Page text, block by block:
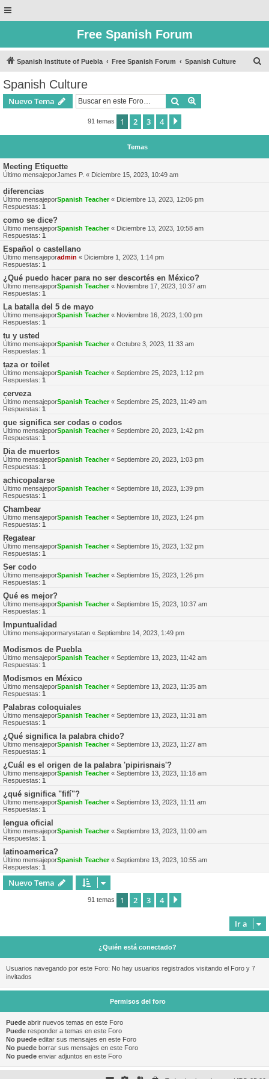
Free Spanish Forum
Spanish Institute of Puebla Free Spanish Forum Spanish Culture
Spanish Culture
Nuevo Tema Buscar
91 temas 1 2 3 4
Temas
Meeting Etiquette
Último mensajeporJames P. « Diciembre 15, 2023, 10:49 am
diferencias
Último mensajeporSpanish Teacher« Diciembre 13, 2023, 12:06 pm
Respuestas: 1
como se dice?
Último mensajeporSpanish Teacher« Diciembre 13, 2023, 10:58 am
Respuestas: 1
Español o castellano
Último mensajeporadmin « Diciembre 1, 2023, 1:14 pm
Respuestas: 1
¿Qué puedo hacer para no ser descortés en México?
Último mensajeporSpanish Teacher« Noviembre 17, 2023, 10:37 am
Respuestas: 1
La batalla del 5 de mayo
Último mensajeporSpanish Teacher« Noviembre 16, 2023, 1:00 pm
Respuestas: 1
tu y usted
Último mensajeporSpanish Teacher« Octubre 3, 2023, 11:33 am
Respuestas: 1
taza or toilet
Último mensajeporSpanish Teacher« Septiembre 25, 2023, 1:12 pm
Respuestas: 1
cerveza
Último mensajeporSpanish Teacher« Septiembre 25, 2023, 11:49 am
Respuestas: 1
que significa ser codas o codos
Último mensajeporSpanish Teacher« Septiembre 20, 2023, 1:42 pm
Respuestas: 1
Dia de muertos
Último mensajeporSpanish Teacher« Septiembre 20, 2023, 1:03 pm
Respuestas: 1
achicopalarse
Último mensajeporSpanish Teacher« Septiembre 18, 2023, 1:39 pm
Respuestas: 1
Chambear
Último mensajeporSpanish Teacher« Septiembre 18, 2023, 1:24 pm
Respuestas: 1
Regatear
Último mensajeporSpanish Teacher« Septiembre 15, 2023, 1:32 pm
Respuestas: 1
Ser codo
Último mensajeporSpanish Teacher« Septiembre 15, 2023, 1:26 pm
Respuestas: 1
Qué es mejor?
Último mensajeporSpanish Teacher« Septiembre 15, 2023, 10:37 am
Respuestas: 1
Impuntualidad
Último mensajepormarystatan « Septiembre 14, 2023, 1:49 pm
Modismos de Puebla
Último mensajeporSpanish Teacher« Septiembre 13, 2023, 11:42 am
Respuestas: 1
Modismos en México
Último mensajeporSpanish Teacher« Septiembre 13, 2023, 11:35 am
Respuestas: 1
Palabras coloquiales
Último mensajeporSpanish Teacher« Septiembre 13, 2023, 11:31 am
Respuestas: 1
¿Qué significa la palabra chido?
Último mensajeporSpanish Teacher« Septiembre 13, 2023, 11:27 am
Respuestas: 1
¿Cuál es el origen de la palabra 'pipirisnais'?
Último mensajeporSpanish Teacher« Septiembre 13, 2023, 11:18 am
Respuestas: 1
¿qué significa "fifí"?
Último mensajeporSpanish Teacher« Septiembre 13, 2023, 11:11 am
Respuestas: 1
lengua oficial
Último mensajeporSpanish Teacher« Septiembre 13, 2023, 11:00 am
Respuestas: 1
latinoamerica?
Último mensajeporSpanish Teacher« Septiembre 13, 2023, 10:55 am
Respuestas: 1
Nuevo Tema
91 temas 1 2 3 4
Ir a
¿Quién está conectado?
Usuarios navegando por este Foro: No hay usuarios registrados visitando el Foro y 7
invitados
Permisos del foro
Puede abrir nuevos temas en este Foro
Puede responder a temas en este Foro
No puede editar sus mensajes en este Foro
No puede borrar sus mensajes en este Foro
No puede enviar adjuntos en este Foro